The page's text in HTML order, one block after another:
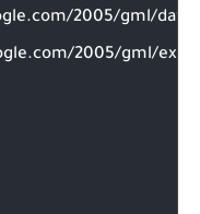
2005/gml/data'
2005/gml/